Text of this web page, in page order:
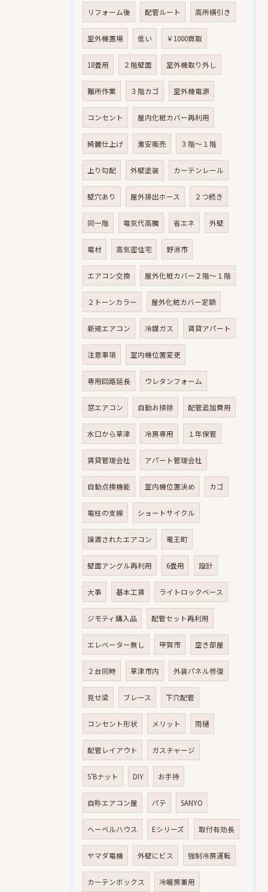
リフォーム後 配管ルート 高所横引き
室外機置場 低い ￥1000買取
18畳用 ２階壁面 室外機取り外し
難所作業 ３階カゴ 室外機電源
コンセント 屋内化粧カバー再利用
綺麗仕上げ 激安販売 ３階～１階
上り勾配 外壁塗装 カーテンレール
壁穴あり 屋外排出ホース ２つ続き
同一階 電気代高騰 省エネ 外壁
電材 高気密住宅 野洲市
エアコン交換 屋外化粧カバー２階～１階
２トーンカラー 屋外化粧カバー定額
新規エアコン 冷媒ガス 賃貸アパート
注意事項 室内機位置変更
専用回路延長 ウレタンフォーム
窓エアコン 自動お掃除 配管追加費用
水口から草津 冷房専用 １年保管
賃貸管理会社 アパート管理会社
自動点検機能 室内機位置決め カゴ
電柱の支線 ショートサイクル
譲渡されたエアコン 竜王町
壁面アングル再利用 6畳用 設計
大事 基本工賃 ライトロックベース
ジモティ購入品 配管セット再利用
エレベーター無し 甲賀市 空き部屋
２台同時 草津市内 外装パネル修復
見せ梁 ブレース 下穴配管
コンセント形状 メリット 雨樋
配管レイアウト ガスチャージ
S’Bナット DIY お手持
自称エアコン屋 パテ SANYO
へーベルハウス Eシリーズ 取付有効長
ヤマダ電機 外壁にビス 強制冷房運転
カーテンボックス 冷暖房兼用